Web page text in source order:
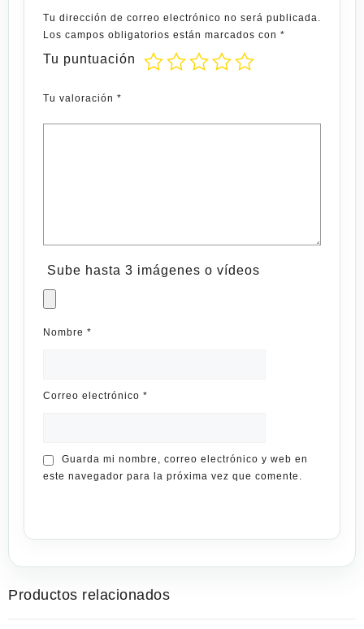
Tu dirección de correo electrónico no será publicada.
Los campos obligatorios están marcados con *
Tu puntuación
Tu valoración *
Sube hasta 3 imágenes o vídeos
Nombre *
Correo electrónico *
Guarda mi nombre, correo electrónico y web en
este navegador para la próxima vez que comente.
Productos relacionados